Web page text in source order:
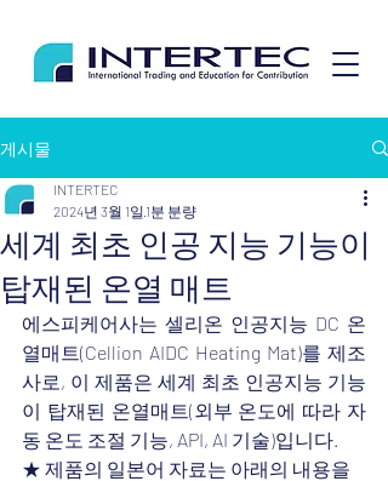
게시물
세계 최초 인공 지능 기능이
탑재된 온열 매트
INTERTEC
2024년 3월 1일 1분 분량
에스피케어사는 셀리온 인공지능 DC 온
열매트(Cellion AIDC Heating Mat)를 제조
사로, 이 제품은 세계 최초 인공지능 기능
이 탑재된 온열매트(외부 온도에 따라 자
동 온도 조절 기능, API, AI 기술)입니다.
★ 제품의 일본어 자료는 아래의 내용을